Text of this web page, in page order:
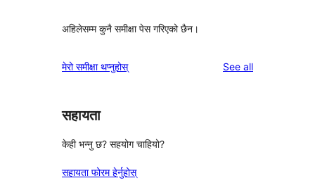
अहिलेसम्म कुनै समीक्षा पेस गरिएको छैन।
मेरो समीक्षा थप्नुहोस् See allreviews
सहायता
केही भन्नु छ? सहयोग चाहियो?
सहायता फोरम हेर्नुहोस्